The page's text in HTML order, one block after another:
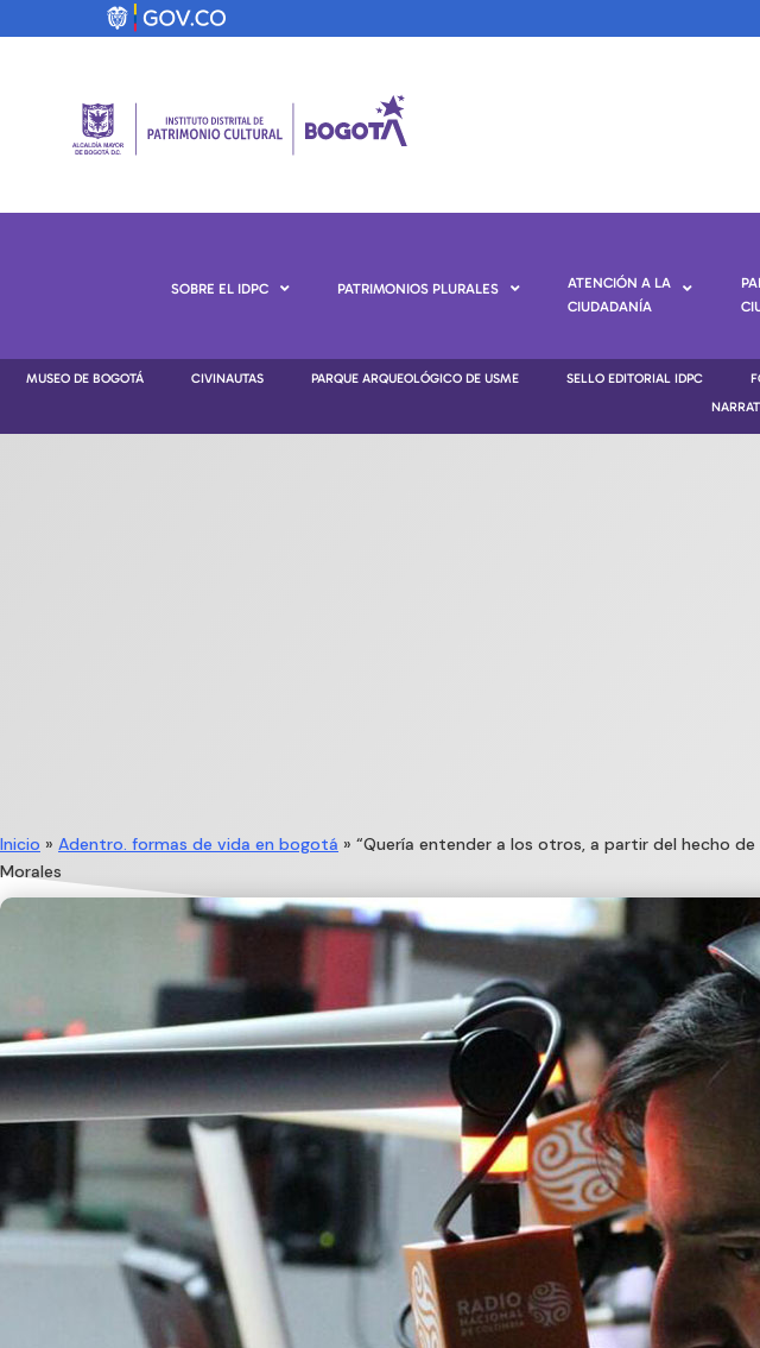
SOBRE EL IDPC PATRIMONIOS PLURALES
ATENCIÓN A LA
CIUDADANÍA
MUSEO DE BOGOTÁ CIVINAUTAS PARQUE ARQUEOLÓGICO DE USME SELLO EDITORIAL IDPC
Inicio » Adentro. formas de vida en bogotá » “Quería entender a los otros, a partir del hecho
Morales